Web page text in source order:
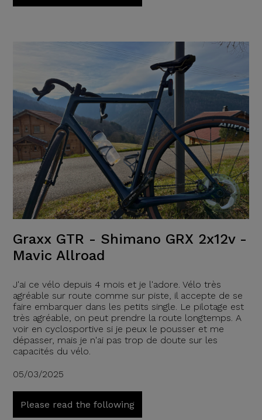
Graxx GTR - Shimano GRX 2x12v -
Mavic Allroad
J'ai ce vélo depuis 4 mois et je l'adore. Vélo très
agréable sur route comme sur piste, il accepte de se
faire embarquer dans les petits single. Le pilotage est
très agréable, on peut prendre la route longtemps. A
voir en cyclosportive si je peux le pousser et me
dépasser, mais je n'ai pas trop de doute sur les
capacités du vélo.
05/03/2025
Please read the following